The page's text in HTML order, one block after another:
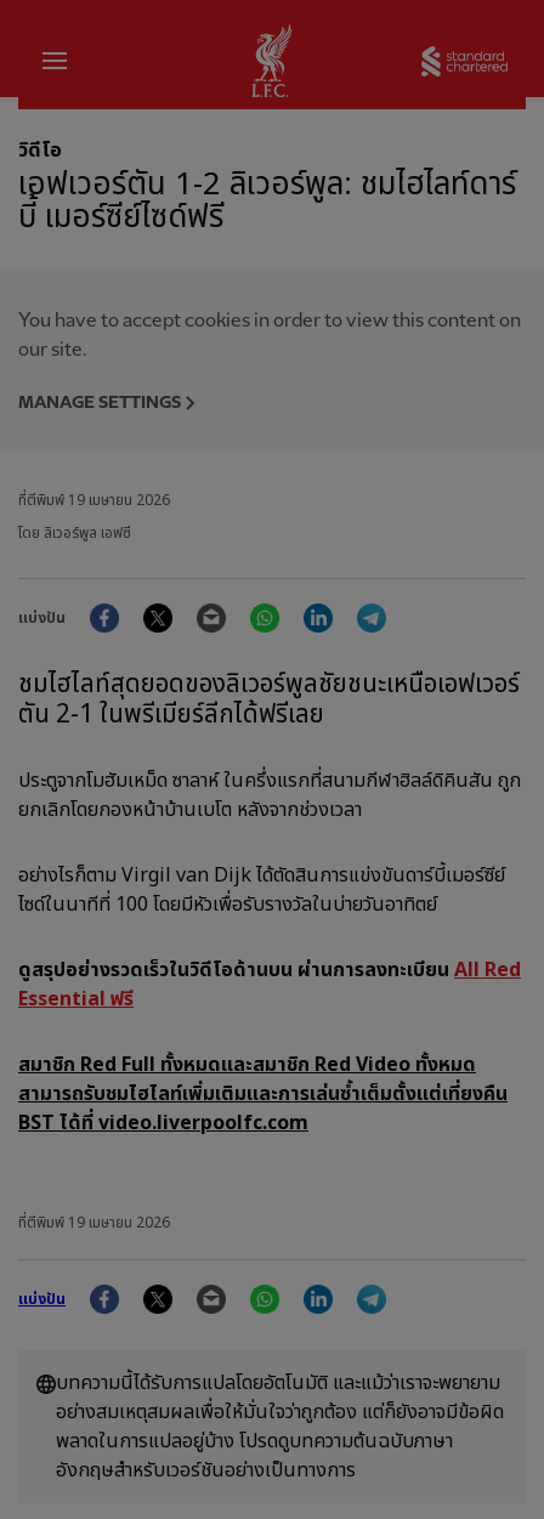
บ้าน
วิดีโอ
เอฟเวอร์ตัน 1-2 ลิเวอร์พูล: ชมไฮไลท์ดาร์
บี้ เมอร์ซีย์ไซด์ฟรี
You have to accept cookies in order to view this content on
our site.
MANAGE SETTINGS
ที่ตีพิมพ์ 19 เมษายน 2026
โดย ลิเวอร์พูล เอฟซี
แบ่งปัน
FacebookTwitter Email WhatsAppLinkedIn
ชมไฮไลท์สุดยอดของลิเวอร์พูลชัยชนะเหนือเอฟเวอร์
ตัน 2-1 ในพรีเมียร์ลีกได้ฟรีเลย
ประตูจากโมฮัมเหม็ด ซาลาห์ ในครึ่งแรกที่สนามกีฬาฮิลล์ดิคินสัน ถูก
ยกเลิกโดยกองหน้าบ้านเบโต หลังจากช่วงเวลา
อย่างไรก็ตาม Virgil van Dijk ได้ตัดสินการแข่งขันดาร์บี้เมอร์ซีย์
ไซด์ในนาทีที่ 100 โดยมีหัวเพื่อรับรางวัลในบ่ายวันอาทิตย์
ดูสรุปอย่างรวดเร็วในวิดีโอด้านบน ผ่านการลงทะเบียน All Red
Essential ฟรี
สมาชิก Red Full ทั้งหมดและสมาชิก Red Video ทั้งหมด
สามารถรับชมไฮไลท์เพิ่มเติมและการเล่นซ้ำเต็มตั้งแต่เที่ยงคืน
BST ได้ที่ video.liverpoolfc.com
ที่ตีพิมพ์ 19 เมษายน 2026
แบ่งปัน
FacebookTwitter Email WhatsAppLinkedIn
บทความนี้ได้รับการแปลโดยอัตโนมัติ และแม้ว่าเราจะพยายาม
อย่างสมเหตุสมผลเพื่อให้มั่นใจว่าถูกต้อง แต่ก็ยังอาจมีข้อผิด
พลาดในการแปลอยู่บ้าง โปรดดูบทความต้นฉบับภาษา
อังกฤษสำหรับเวอร์ชันอย่างเป็นทางการ